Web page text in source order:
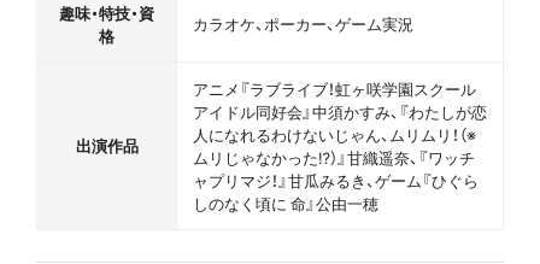
趣味・特技・資
格
カラオケ、ポーカー、ゲーム実況
出演作品
アニメ『ラブライブ！虹ヶ咲学園スクール
アイドル同好会』中須かすみ、『わたしが恋
人になれるわけないじゃん、ムリムリ！（※
ムリじゃなかった⁉）』甘織遥奈、『ワッチ
ャプリマジ！』甘瓜みるき、ゲーム『ひぐら
しのなく頃に 命』公由一穂